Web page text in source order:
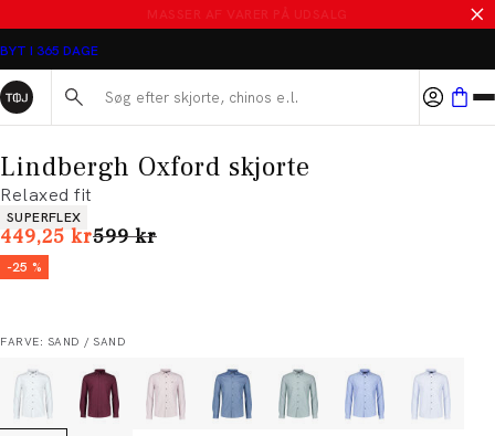
SALE - SPAR 50%
BYT I 365 DAGE
Søg her...
Lindbergh Oxford skjorte
Relaxed fit
Produkt egenskaber
SUPERFLEX
449,25 krI alt (uden rabat)
599 kr
-25 %
FARVE: SAND / SAND